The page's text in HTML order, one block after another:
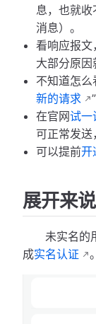
息，也就
消息）。
看响应报文
大部分原因
不知道怎么
新的请求
在官网试一
可正常发送
可以提前开
展开来说
未实名的用
成实名认证 。